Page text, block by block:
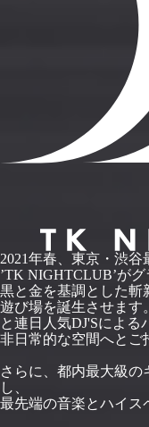
2021年春、東京・渋
’TK NIGHTCLUB’が
黒と金を基調とした斬
遊び場を誕生させます
と連日人気DJ'Sによる
非日常的な空間へとご
さらに、都内最大級
し、
最先端の音楽とハイス